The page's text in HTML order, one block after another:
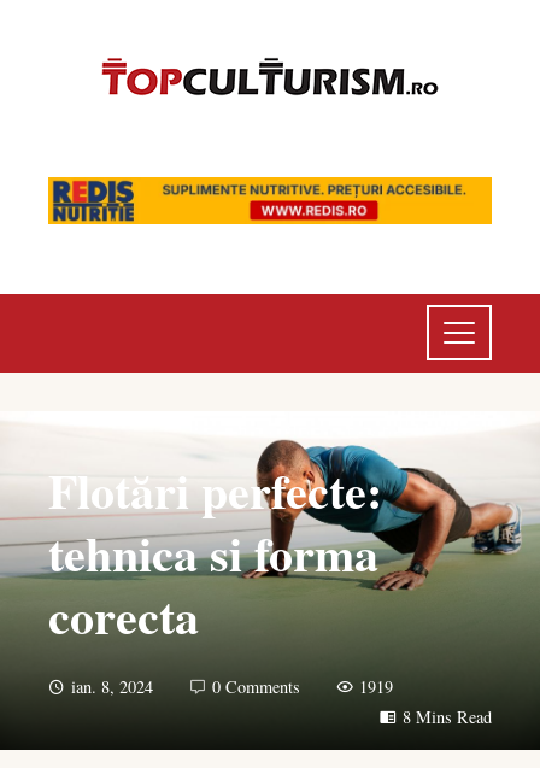
Flotări perfecte:
tehnica si forma
corecta
ian. 8, 2024 0 Comments
1919
8 Mins Read